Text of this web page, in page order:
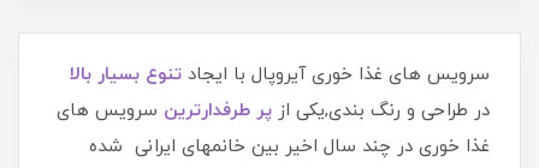
سرویس های غذا خوری آیروپال با ایجاد تنوع بسیار بالا
در طراحی و رنگ بندی,یکی از پر طرفدارترین سرویس های
غذا خوری در چند سال اخیر بین خانمهای ایرانی شده